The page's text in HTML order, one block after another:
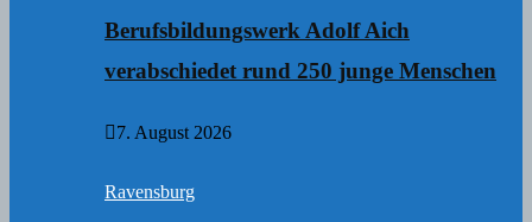
Berufsbildungswerk Adolf Aich
verabschiedet rund 250 junge Menschen
7. August 2026
Ravensburg